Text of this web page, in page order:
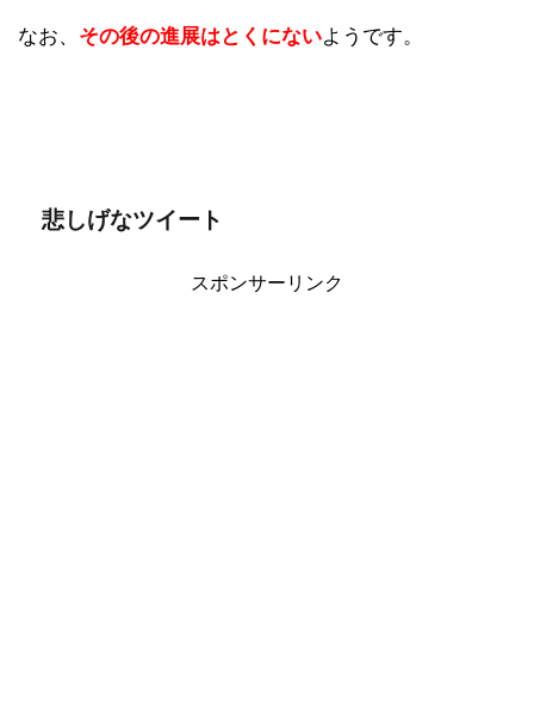
なお、 その後の進展はとくにないようです。
悲しげなツイート
スポンサーリンク